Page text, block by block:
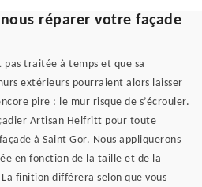
réparer votre façade
pas traitée à temps et que sa
extérieurs pourraient alors laisser
pire : le mur risque de s’écrouler.
Artisan Helfritt pour toute
à Saint Gor. Nous appliquerons
en fonction de la taille et de la
finition différera selon que vous